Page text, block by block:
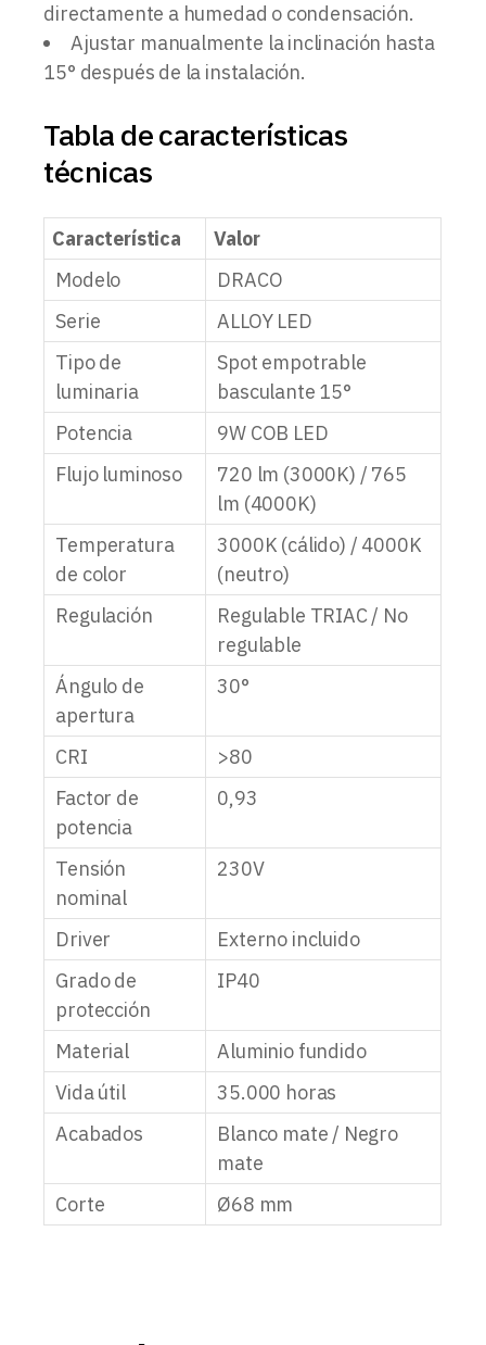
directamente a humedad o condensación.
Ajustar manualmente la inclinación hasta
15° después de la instalación.
Tabla de características
técnicas
Característica
Valor
Modelo
DRACO
Serie
ALLOY LED
Tipo de
luminaria
Spot empotrable
basculante 15°
Potencia
9W COB LED
Flujo luminoso
720 lm (3000K) / 765
lm (4000K)
Temperatura
de color
3000K (cálido) / 4000K
(neutro)
Regulación
Regulable TRIAC / No
regulable
Ángulo de
apertura
30°
CRI
>80
Factor de
potencia
0,93
Tensión
nominal
230V
Driver
Externo incluido
Grado de
protección
IP40
Material
Aluminio fundido
Vida útil
35.000 horas
Acabados
Blanco mate / Negro
mate
Corte
Ø68 mm